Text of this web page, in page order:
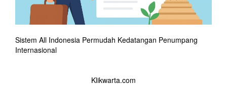
Sistem All Indonesia Permudah Kedatangan Penumpang
Internasional
Klikwarta.com